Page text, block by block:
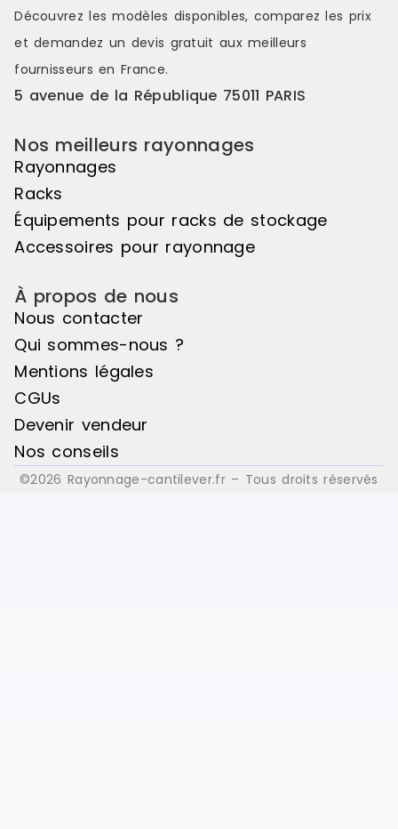
Découvrez les modèles disponibles, comparez les prix
et demandez un devis gratuit aux meilleurs
fournisseurs en France.
5 avenue de la République 75011 PARIS
Nos meilleurs rayonnages
Rayonnages
Racks
Équipements pour racks de stockage
Accessoires pour rayonnage
À propos de nous
Nous contacter
Qui sommes-nous ?
Mentions légales
CGUs
Devenir vendeur
Nos conseils
©2026 Rayonnage-cantilever.fr – Tous droits réservés